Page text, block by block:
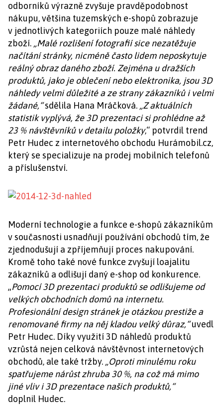
odborníků výrazně zvyšuje pravděpodobnost
nákupu, většina tuzemských e-shopů zobrazuje
v jednotlivých kategoriích pouze malé náhledy
zboží. „Malé rozlišení fotografií sice nezatěžuje
načítání stránky, nicméně často lidem neposkytuje
reálný obraz daného zboží. Zejména u dražších
produktů, jako je oblečení nebo elektronika, jsou 3D
náhledy velmi důležité a ze strany zákazníků i velmi
žádané,“sdělila Hana Mráčková. „Z aktuálních
statistik vyplývá, že3D prezentaci si prohlédne až
23 % návštěvníků v detailu položky,“ potvrdil trend
Petr Hudec z internetového obchodu Hurámobil.cz,
který se specializuje na prodej mobilních telefonů
a příslušenství.
Moderní technologie a funkce e-shopů zákazníkům
v současnosti usnadňují používání obchodů tím, že
zjednodušují a zpříjemňují proces nakupování.
Kromě toho také nové funkce zvyšují loajalitu
zákazníků a odlišují daný e-shop od konkurence.
„Pomocí 3D prezentaci produktů se odlišujeme od
velkých obchodních domů na internetu.
Profesionální design stránek je otázkou prestiže a
renomované firmy na něj kladou velký důraz,“uvedl
Petr Hudec. Díky využití 3D náhledů produktů
vzrůstá nejen celková návštěvnost internetových
obchodů, ale také tržby. „Oproti minulému roku
spatřujeme nárůst zhruba 30 %, na což má mimo
jiné vliv i 3D prezentace našich produktů,“
doplnil Hudec.